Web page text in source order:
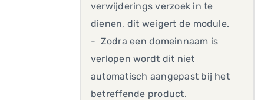
verwijderings verzoek in te
dienen, dit weigert de module.
- Zodra een domeinnaam is
verlopen wordt dit niet
automatisch aangepast bij het
betreffende product.